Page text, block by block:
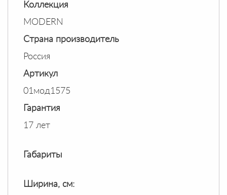
Коллекция
MODERN
Страна производитель
Россия
Артикул
01мод1575
Гарантия
17 лет
Габариты
Ширина, см: